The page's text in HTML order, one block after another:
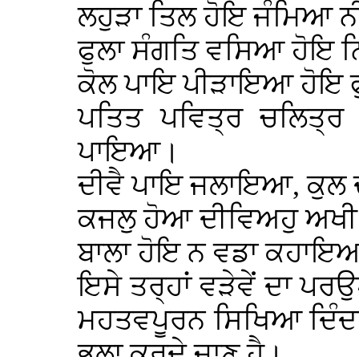
ਲਹੁੜਾ ਤਿਲ ਹੋਇ ਜੰਮਿਆ
ਫੁਲਾ ਸੰਗਤਿ ਵਸਿਆ ਹੋਇ
ਕੋਲ ਪਾਇ ਪੀੜਾਇਆ ਹੋਇ
ਪਤਿਤ ਪਵਿਤ੍ਰ ਚਲਿਤ੍ਰ
ਪਾਇਆ।
ਦੀਵੈ ਪਾਇ ਜਲਾਇਆ, ਕੁਲ
ਕਜਲੁ ਹੋਆ ਦੀਵਿਅਹੁ
ਬਾਲਾ ਹੋਇ ਨ ਵਡਾ
ਇਸੇ ਤਰ੍ਹਾਂ ਵੜੇਵੇਂ ਦਾ
ਮਹਤਵਪੂਰਨ ਸਿਖਿਆ